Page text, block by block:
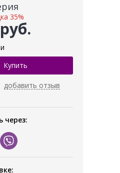
35%
добавить отзыв
через: